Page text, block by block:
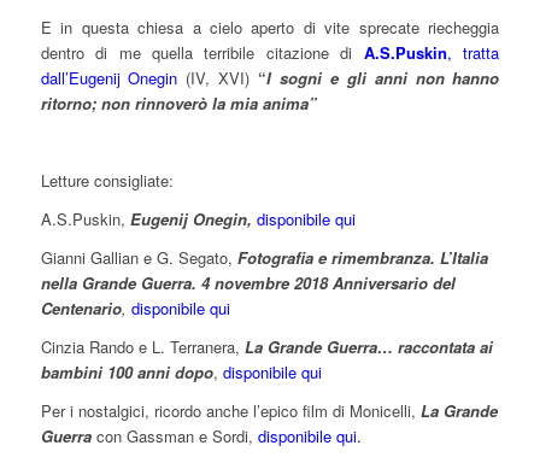
E in questa chiesa a cielo aperto di vite sprecate riecheggia
dentro di me quella terribile citazione di A.S.Puskin, tratta
dall’Eugenij Onegin (IV, XVI) “I sogni e gli anni non hanno
ritorno; non rinnoverò la mia anima”
Letture consigliate:
A.S.Puskin, Eugenij Onegin, disponibile qui
Gianni Gallian e G. Segato, Fotografia e rimembranza. L’Italia
nella Grande Guerra. 4 novembre 2018 Anniversario del
Centenario, disponibile qui
Cinzia Rando e L. Terranera, La Grande Guerra… raccontata ai
bambini 100 anni dopo, disponibile qui
Per i nostalgici, ricordo anche l’epico film di Monicelli, La Grande
Guerra con Gassman e Sordi, disponibile qui.